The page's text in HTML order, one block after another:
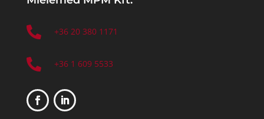
 +36 20 380 1171
 +36 1 609 5533